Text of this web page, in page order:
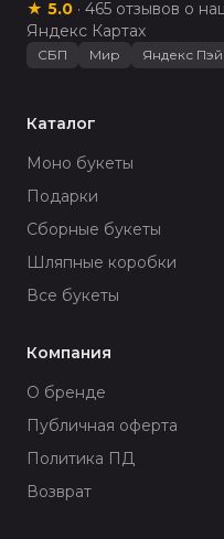
★ 5.0 · 465 отзывов о
Яндекс Картах
СБП Мир Яндекс Пэй
Каталог
Моно букеты
Подарки
Сборные букеты
Шляпные коробки
Все букеты
Компания
О бренде
Публичная оферта
Политика ПД
Возврат